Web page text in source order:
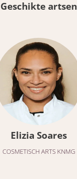
Geschikte artsen
Elizia Soares
COSMETISCH ARTS KNMG